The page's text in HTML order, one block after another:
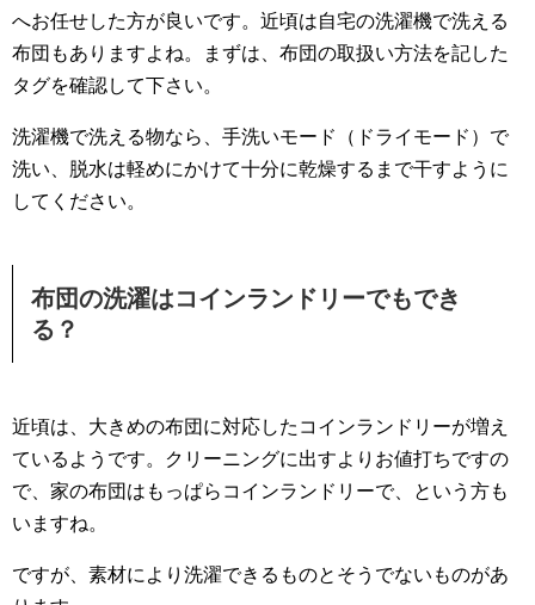
へお任せした方が良いです。近頃は自宅の洗濯機で洗える
布団もありますよね。まずは、布団の取扱い方法を記した
タグを確認して下さい。
洗濯機で洗える物なら、手洗いモード（ドライモード）で
洗い、脱水は軽めにかけて十分に乾燥するまで干すように
してください。
布団の洗濯はコインランドリーでもでき
る？
近頃は、大きめの布団に対応したコインランドリーが増え
ているようです。クリーニングに出すよりお値打ちですの
で、家の布団はもっぱらコインランドリーで、という方も
いますね。
ですが、素材により洗濯できるものとそうでないものがあ